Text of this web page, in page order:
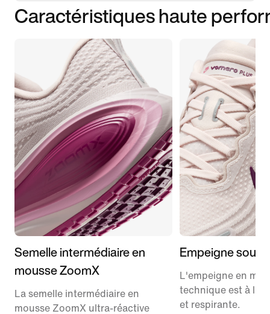
Caractéristiques haute
Semelle intermédiaire en
mousse ZoomX
La semelle intermédiaire en
mousse ZoomX ultra-réactive
Empeigne
L'empeigne en
technique est à la
et respirante.